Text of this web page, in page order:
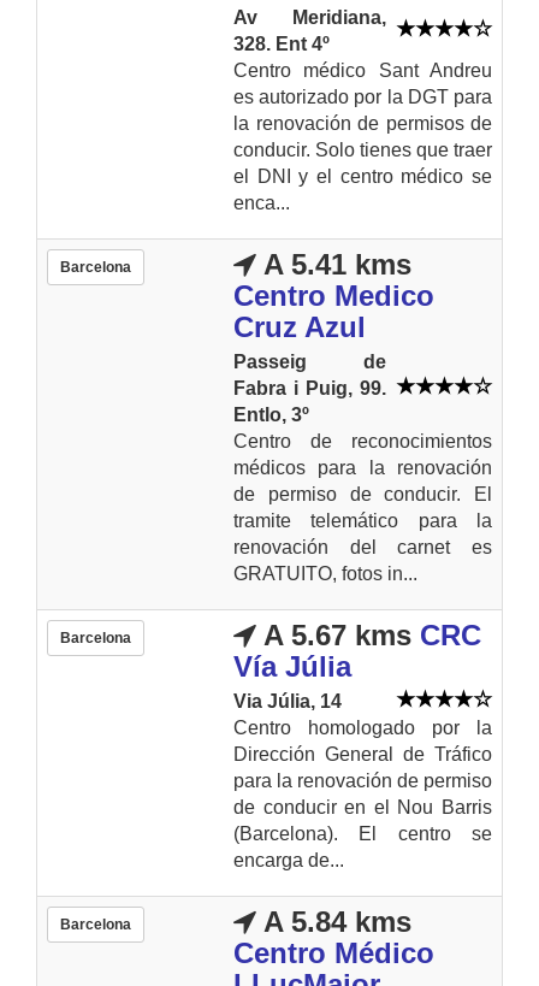
Av Meridiana,
328. Ent 4º
Centro médico Sant Andreu
es autorizado por la DGT para
la renovación de permisos de
conducir. Solo tienes que traer
el DNI y el centro médico se
enca...
Barcelona
A 5.41 kms
Centro Medico
Cruz Azul
Passeig de
Fabra i Puig, 99.
Entlo, 3º
Centro de reconocimientos
médicos para la renovación
de permiso de conducir. El
tramite telemático para la
renovación del carnet es
GRATUITO, fotos in...
Barcelona A 5.67 kms CRC
Vía Júlia
Via Júlia, 14
Centro homologado por la
Dirección General de Tráfico
para la renovación de permiso
de conducir en el Nou Barris
(Barcelona). El centro se
encarga de...
Barcelona
A 5.84 kms
Centro Médico